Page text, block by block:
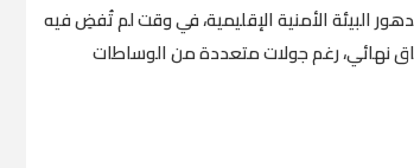
البيئة الأمنية الإقليمية، في وقت لم تُفضِ فيه
نهائي، رغم جولات متعددة من الوساطات